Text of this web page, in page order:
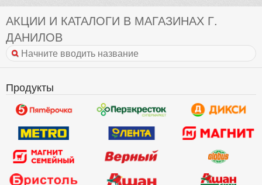
АКЦИИ И КАТАЛОГИ В МАГАЗИНАХ Г.
ДАНИЛОВ
Продукты